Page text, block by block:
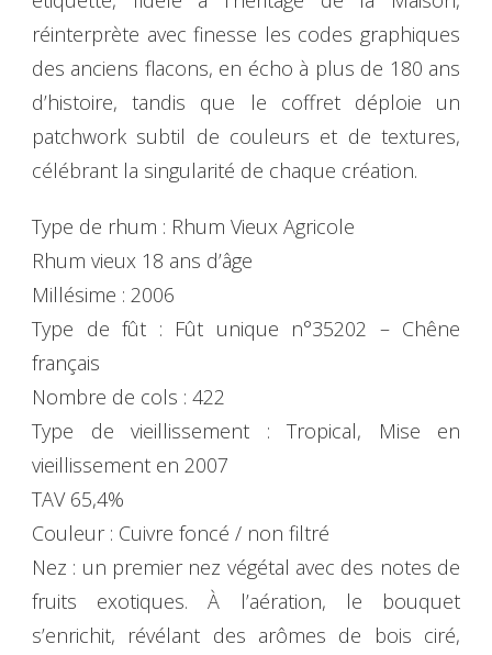
réinterprète avec finesse les codes graphiques
des anciens flacons, en écho à plus de 180 ans
d’histoire, tandis que le coffret déploie un
patchwork subtil de couleurs et de textures,
célébrant la singularité de chaque création.
Type de rhum : Rhum Vieux Agricole
Rhum vieux 18 ans d’âge
Millésime : 2006
Type de fût : Fût unique n°35202 – Chêne
français
Nombre de cols : 422
Type de vieillissement : Tropical, Mise en
vieillissement en 2007
TAV 65,4%
Couleur : Cuivre foncé / non filtré
Nez : un premier nez végétal avec des notes de
fruits exotiques. À l’aération, le bouquet
s’enrichit, révélant des arômes de bois ciré,